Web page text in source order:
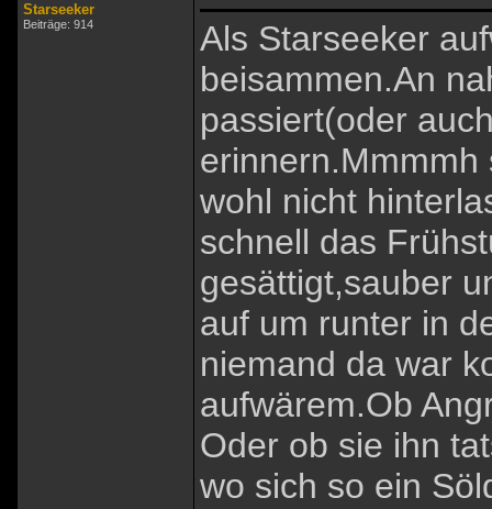
Starseeker
Beiträge: 914
Als Starseeker
beisammen.An
passiert(oder
wohl nicht
schnell das
gesättigt,sauber
auf um runter in
niemand da war
aufwärem.Ob
Oder ob sie ihn
wo sich so ein